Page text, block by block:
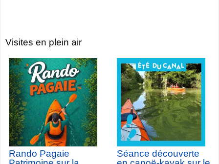
Visites en plein air
Rando Pagaie
Séance découverte